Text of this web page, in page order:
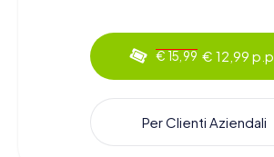
€ 15,99 € 12,99 p.p.
Per Clienti Aziendali